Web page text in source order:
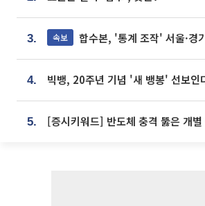
3. 속보 합수본, '통계 조작' 서울·경기·충북 선관위
4.
5.